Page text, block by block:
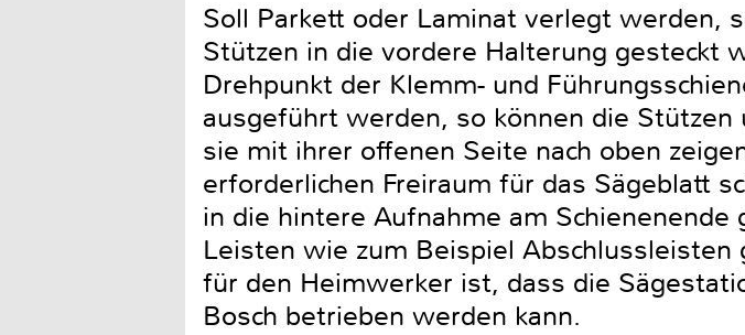
Soll Parkett oder Laminat verlegt werden,
Stützen in die vordere Halterung gesteckt
Drehpunkt der Klemm- und
ausgeführt werden, so können die
sie mit ihrer offenen Seite nach oben
erforderlichen Freiraum für das Sägeblatt
in die hintere Aufnahme am
Leisten wie zum Beispiel
für den Heimwerker ist, dass die
Bosch betrieben werden kann.